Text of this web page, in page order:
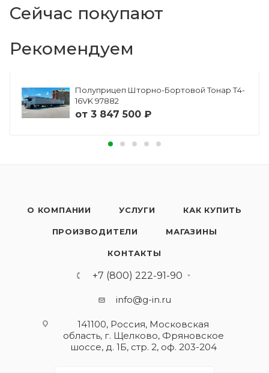
Сейчас покупают
Рекомендуем
Полуприцеп Шторно-Бортовой Тонар Т4-
16VK 97882
от 3 847 500 ₽
О КОМПАНИИ УСЛУГИ КАК КУПИТЬ
ПРОИЗВОДИТЕЛИ МАГАЗИНЫ
КОНТАКТЫ
+7 (800) 222-91-90
info@g-in.ru
141100, Россия, Московская
область, г. Щелково, Фряновское
шоссе, д. 1Б, стр. 2, оф. 203-204